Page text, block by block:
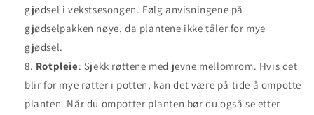
gjødsel i vekstsesongen. Følg anvisningene på
gjødselpakken nøye, da plantene ikke tåler for mye
gjødsel.
Rotpleie: Sjekk røttene med jevne mellomrom. Hvis det
blir for mye røtter i potten, kan det være på tide å ompotte
planten. Når du ompotter planten bør du også se etter